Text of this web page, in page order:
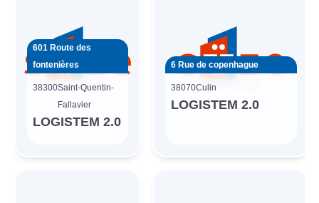
601 Route des
fontenières
38300Saint-Quentin-
Fallavier
LOGISTEM 2.0
6 Rue de copenhague
38070Culin
LOGISTEM 2.0